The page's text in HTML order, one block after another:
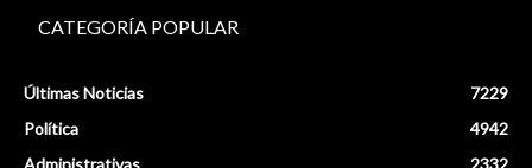
CATEGORÍA POPULAR
Últimas Noticias
7229
Política
4942